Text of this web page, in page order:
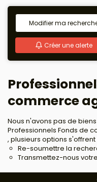
Expertise
L'agence
Estimation
Avis clients
Modifier ma
Créer une alerte
commerce
Nous n'avons pas de
Professionnels Fonds de
, plusieurs options s'offrent
Re-soumettre la
Transmettez-nous